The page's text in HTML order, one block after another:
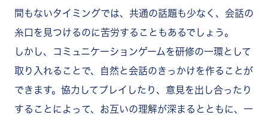
間もないタイミングでは、共通の話題も少なく、会話の
糸口を見つけるのに苦労することもあるでしょう。
しかし、コミュニケーションゲームを研修の一環として
取り入れることで、自然と会話のきっかけを作ることが
できます。協力してプレイしたり、意見を出し合ったり
することによって、お互いの理解が深まるとともに、一